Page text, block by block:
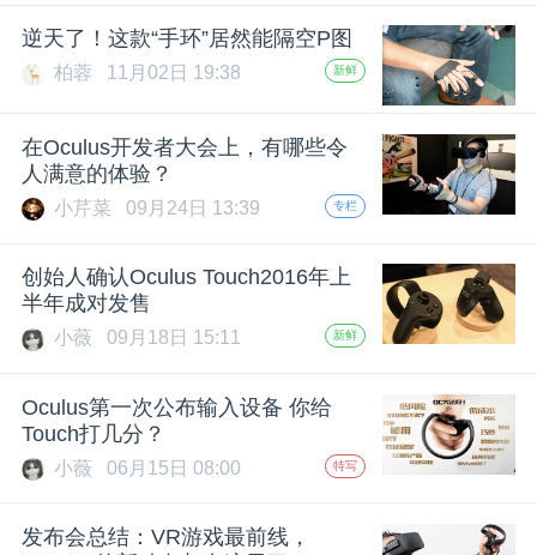
搞
机
逆天了！这款“手环”居然能隔空P图
柏蓉 11月02日 19:38 新鲜
在Oculus开发者大会上，有哪些令
人满意的体验？
小芹菜 09月24日 13:39 专栏
创始人确认Oculus Touch2016年上
半年成对发售
小薇 09月18日 15:11 新鲜
Oculus第一次公布输入设备 你给
Touch打几分？
小薇 06月15日 08:00 特写
发布会总结：VR游戏最前线，